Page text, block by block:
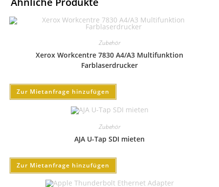
Zubehör
Xerox Workcentre 7830 A4/A3 Multifunktion
Farblaserdrucker
Zur Mietanfrage hinzufügen
Zubehör
AJA U-Tap SDI mieten
Zur Mietanfrage hinzufügen